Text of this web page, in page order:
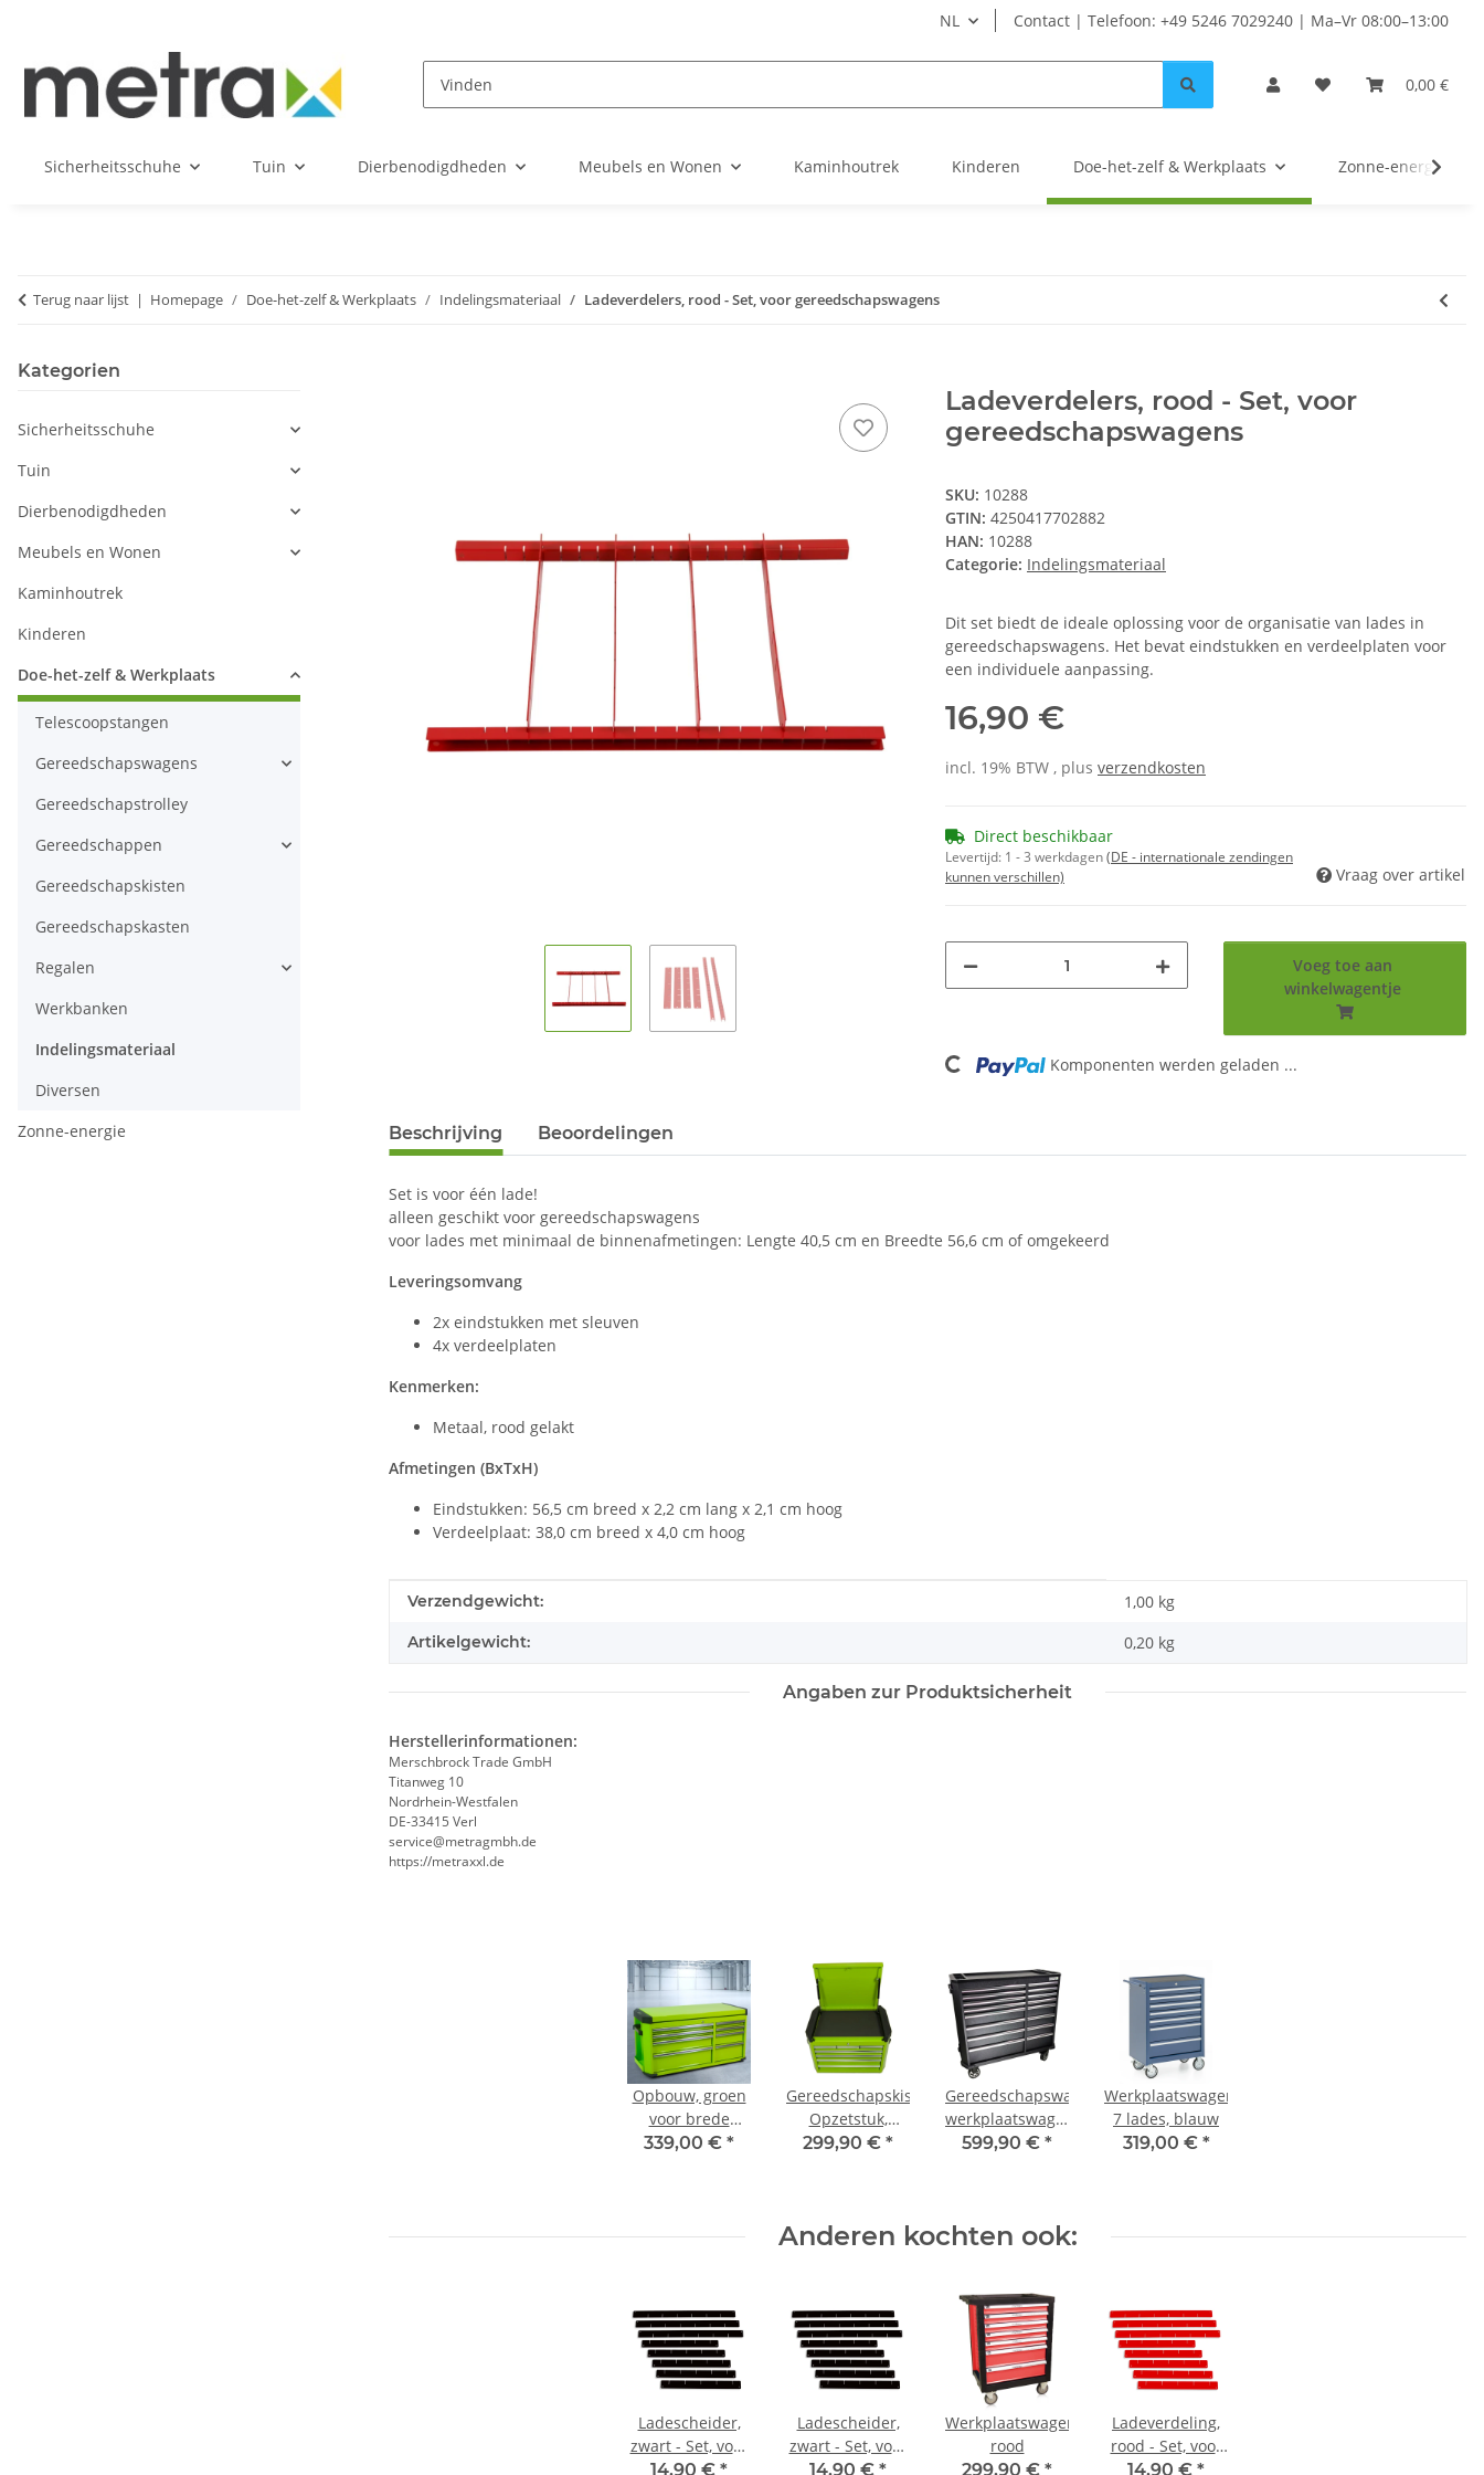
NL Contact | Telefoon: +49 5246 7029240 | Ma–Vr 08:00–13:00
0,00 €
Sicherheitsschuhe Tuin Dierbenodigdheden Meubels en Wonen Kaminhoutrek Kinderen Doe-het-zelf & Werkplaats Zonne-energie
Terug naar lijst Homepage Doe-het-zelf & Werkplaats Indelingsmateriaal Ladeverdelers, rood - Set, voor gereedschapswagens
Ladeverdelers, rood - Set, voor
gereedschapswagens
SKU: 10288
GTIN: 4250417702882
HAN: 10288
Categorie: Indelingsmateriaal
Dit set biedt de ideale oplossing voor de organisatie van lades in
gereedschapswagens. Het bevat eindstukken en verdeelplaten voor
een individuele aanpassing.
16,90 €
incl. 19% BTW , plus verzendkosten
Direct beschikbaar
Levertijd: 1 - 3 werkdagen(DE - internationale zendingen
kunnen verschillen)
Vraag over artikel
Voeg toe aan
winkelwagentje
Loading... Komponenten werden geladen ...
Beschrijving Beoordelingen
Set is voor één lade!
alleen geschikt voor gereedschapswagens
voor lades met minimaal de binnenafmetingen: Lengte 40,5 cm en Breedte 56,6 cm of omgekeerd
Leveringsomvang
2x eindstukken met sleuven
4x verdeelplaten
Kenmerken:
Metaal, rood gelakt
Afmetingen (BxTxH)
Eindstukken: 56,5 cm breed x 2,2 cm lang x 2,1 cm hoog
Verdeelplaat: 38,0 cm breed x 4,0 cm hoog
#productDetails.itemInformation#
#productDetails.itemValue#
Verzendgewicht: 1,00 kg
Artikelgewicht: 0,20 kg
Angaben zur Produktsicherheit
Herstellerinformationen:
Merschbrock Trade GmbH
Titanweg 10
Nordrhein-Westfalen
DE-33415 Verl
service@metragmbh.de
https://metraxxl.de
Opbouw, groen
voor brede
werkplaatswagens
339,00 € *
Gereedschapskist,
Opzetstuk,
Professional
299,90 € *
Gereedschapswagen,
werkplaatswagen
16 lades, Pro
599,90 € *
Werkplaatswagen,
7 lades, blauw
319,00 € *
Anderen kochten ook:
Ladescheider,
zwart - Set, voor
werkplaatswagens
14,90 € *
Ladescheider,
zwart - Set, voor
werkplaatswagens
14,90 € *
Werkplaatswagen,
rood
299,90 € *
Ladeverdeling,
rood - Set, voor
werkplaatswagens
14,90 € *
Kategorien
Sicherheitsschuhe
Tuin
Dierbenodigdheden
Meubels en Wonen
Kaminhoutrek
Kinderen
Doe-het-zelf & Werkplaats
Telescoopstangen
Gereedschapswagens
Gereedschapstrolley
Gereedschappen
Gereedschapskisten
Gereedschapskasten
Regalen
Werkbanken
Indelingsmateriaal
Diversen
Zonne-energie